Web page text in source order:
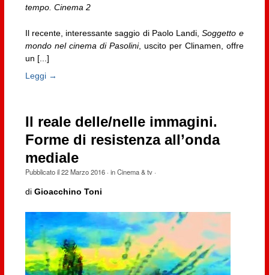
tempo. Cinema 2
Il recente, interessante saggio di Paolo Landi,Soggetto e
mondo nel cinema di Pasolini, uscito per Clinamen, offre
un [...]
Leggi →
Il reale delle/nelle immagini.
Forme di resistenza all’onda
mediale
Pubblicato il22 Marzo 2016· inCinema & tv·
di Gioacchino Toni